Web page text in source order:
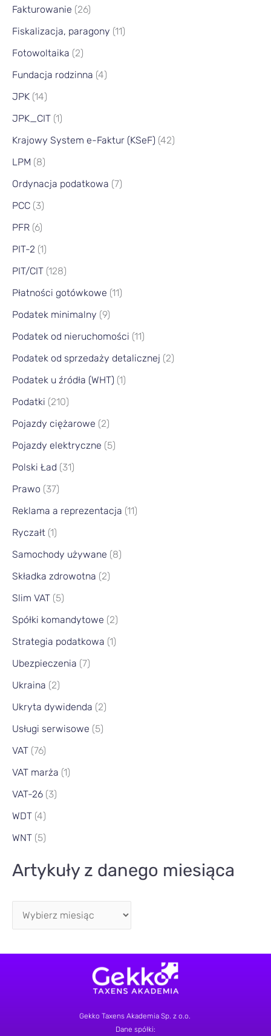
Fakturowanie (26)
Fiskalizacja, paragony (11)
Fotowoltaika (2)
Fundacja rodzinna (4)
JPK (14)
JPK_CIT (1)
Krajowy System e-Faktur (KSeF) (42)
LPM (8)
Ordynacja podatkowa (7)
PCC (3)
PFR (6)
PIT-2 (1)
PIT/CIT (128)
Płatności gotówkowe (11)
Podatek minimalny (9)
Podatek od nieruchomości (11)
Podatek od sprzedaży detalicznej (2)
Podatek u źródła (WHT) (1)
Podatki (210)
Pojazdy ciężarowe (2)
Pojazdy elektryczne (5)
Polski Ład (31)
Prawo (37)
Reklama a reprezentacja (11)
Ryczałt (1)
Samochody używane (8)
Składka zdrowotna (2)
Slim VAT (5)
Spółki komandytowe (2)
Strategia podatkowa (1)
Ubezpieczenia (7)
Ukraina (2)
Ukryta dywidenda (2)
Usługi serwisowe (5)
VAT (76)
VAT marża (1)
VAT-26 (3)
WDT (4)
WNT (5)
Artykuły z danego miesiąca
Gekko Taxens Akademia Sp. z o.o.
Dane spółki: